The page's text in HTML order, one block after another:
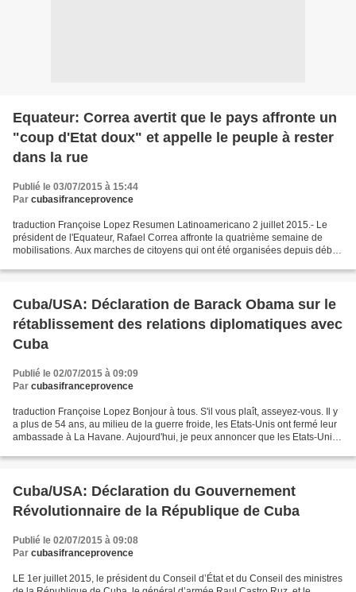
Equateur: Correa avertit que le pays affronte un
"coup d'Etat doux" et appelle le peuple à rester
dans la rue
Publié le 03/07/2015 à 15:44
Par cubasifranceprovence
traduction Françoise Lopez Resumen Latinoamericano 2 juillet 2015.- Le
président de l'Equateur, Rafael Correa affronte la quatrième semaine de
mobilisations. Aux marches de citoyens qui ont été organisées depuis début
Cuba/USA: Déclaration de Barack Obama sur le
rétablissement des relations diplomatiques avec
Cuba
Publié le 02/07/2015 à 09:09
Par cubasifranceprovence
traduction Françoise Lopez Bonjour à tous. S'il vous plaît, asseyez-vous. Il y
a plus de 54 ans, au milieu de la guerre froide, les Etats-Unis ont fermé leur
ambassade à La Havane. Aujourd'hui, je peux annoncer que les Etats-Unis
Cuba/USA: Déclaration du Gouvernement
Révolutionnaire de la République de Cuba
Publié le 02/07/2015 à 09:08
Par cubasifranceprovence
LE 1er juillet 2015, le président du Conseil d’État et du Conseil des ministres